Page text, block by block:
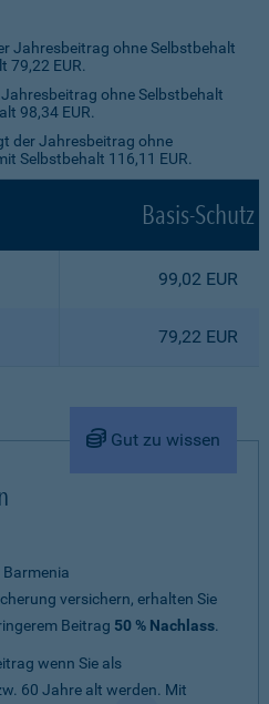
Jahresbeitrag ohne Selbstbehalt
79,22 EUR.
ohne Selbstbehalt
98,34 EUR.
der Jahresbeitrag ohne
Selbstbehalt 116,11 EUR.
Basis-Schutz
99,02 EUR
79,22 EUR
Gut zu wissen
Barmenia
versichern, erhalten Sie
Beitrag 50 % Nachlass.
wenn Sie als
60 Jahre alt werden. Mit